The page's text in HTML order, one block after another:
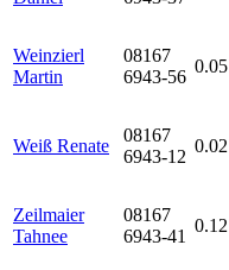
Weinzierl
Martin
08167
6943-56
0.05
Weiß Renate
08167
6943-12
0.02
Zeilmaier
Tahnee
08167
6943-41
0.12